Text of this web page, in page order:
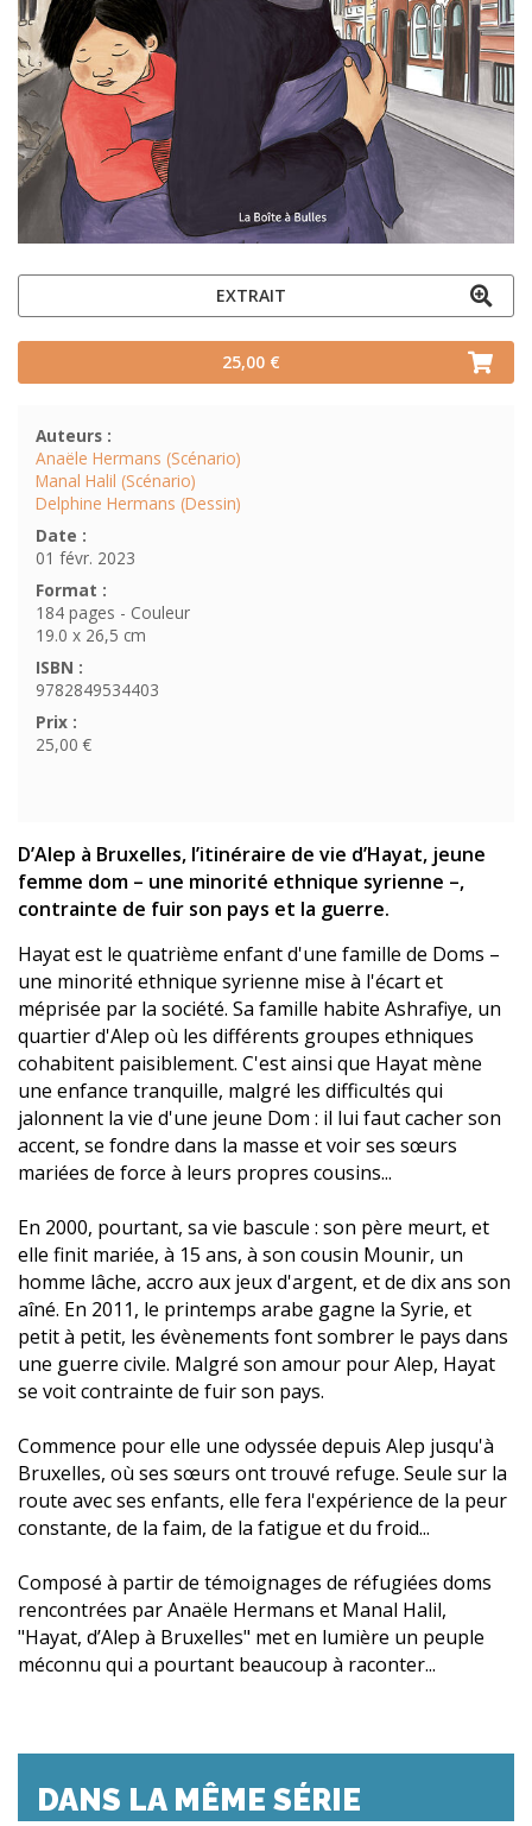
EXTRAIT
25,00 €
Auteurs :
Anaële Hermans (Scénario)
Manal Halil (Scénario)
Delphine Hermans (Dessin)
Date :
01 févr. 2023
Format :
184 pages - Couleur
19.0 x 26,5 cm
ISBN :
9782849534403
Prix :
25,00 €
D’Alep à Bruxelles, l’itinéraire de vie d’Hayat, jeune
femme dom – une minorité ethnique syrienne –,
contrainte de fuir son pays et la guerre.
Hayat est le quatrième enfant d'une famille de Doms –
une minorité ethnique syrienne mise à l'écart et
méprisée par la société. Sa famille habite Ashrafiye, un
quartier d'Alep où les différents groupes ethniques
cohabitent paisiblement. C'est ainsi que Hayat mène
une enfance tranquille, malgré les difficultés qui
jalonnent la vie d'une jeune Dom : il lui faut cacher son
accent, se fondre dans la masse et voir ses sœurs
mariées de force à leurs propres cousins...
En 2000, pourtant, sa vie bascule : son père meurt, et
elle finit mariée, à 15 ans, à son cousin Mounir, un
homme lâche, accro aux jeux d'argent, et de dix ans son
aîné. En 2011, le printemps arabe gagne la Syrie, et
petit à petit, les évènements font sombrer le pays dans
une guerre civile. Malgré son amour pour Alep, Hayat
se voit contrainte de fuir son pays.
Commence pour elle une odyssée depuis Alep jusqu'à
Bruxelles, où ses sœurs ont trouvé refuge. Seule sur la
route avec ses enfants, elle fera l'expérience de la peur
constante, de la faim, de la fatigue et du froid...
Composé à partir de témoignages de réfugiées doms
rencontrées par Anaële Hermans et Manal Halil,
"Hayat, d’Alep à Bruxelles" met en lumière un peuple
méconnu qui a pourtant beaucoup à raconter...
DANS LA MÊME SÉRIE